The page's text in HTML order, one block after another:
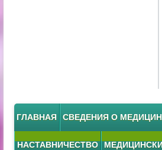
ГЛАВНАЯ СВЕДЕНИЯ О
НАСТАВНИЧЕСТВО